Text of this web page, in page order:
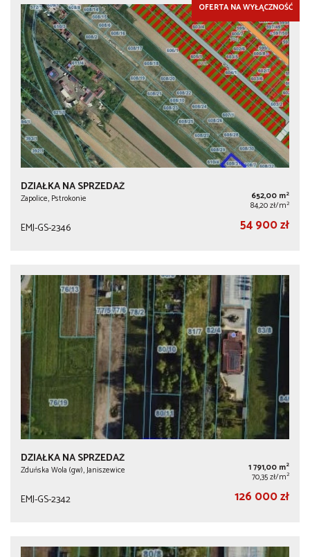
OFERTA NA WYŁĄCZNOŚĆ
DZIAŁKA NA SPRZEDAŻ
Zapolice, Pstrokonie 652,00 m2
84,20 zł/m2
EMJ-GS-2346 54 900 zł
DZIAŁKA NA SPRZEDAŻ
Zduńska Wola (gw), Janiszewice 1 791,00 m2
70,35 zł/m2
EMJ-GS-2342 126 000 zł